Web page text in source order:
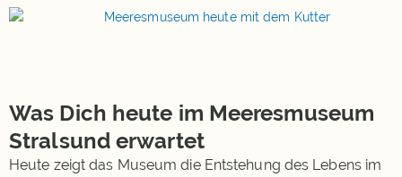
Was Dich heute im Meeresmuseum
Stralsund erwartet
Heute zeigt das Museum die Entstehung des Lebens im